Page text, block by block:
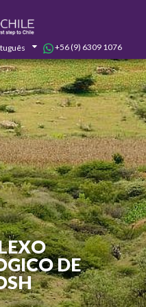
+56 (9) 6309 1076
0
DE